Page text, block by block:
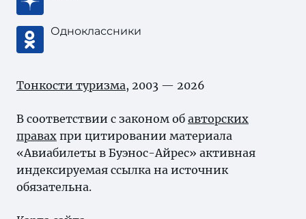
Одноклассники
Тонкости туризма, 2003 — 2026
В соответствии с законом об авторских
правах при цитировании материала
«Авиабилеты в Буэнос-Айрес» активная
индексируемая ссылка на источник
обязательна.